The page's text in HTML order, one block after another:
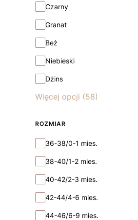
KolorCzarny
Granat
Beż
Niebieski
Dżins
Więcej opcji (58)
ROZMIAR
Rozmiar
36-38/0-1 mies.
38-40/1-2 mies.
40-42/2-3 mies.
42-44/4-6 mies.
44-46/6-9 mies.